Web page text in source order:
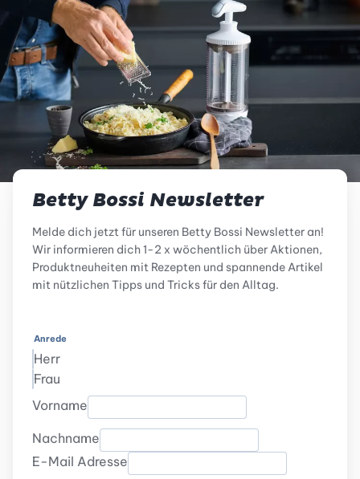
Betty Bossi Newsletter
Melde dich jetzt für unseren Betty Bossi Newsletter an!
Wir informieren dich 1-2 x wöchentlich über Aktionen,
Produktneuheiten mit Rezepten und spannende Artikel
mit nützlichen Tipps und Tricks für den Alltag.
Anrede
Herr
Frau
Vorname
Nachname
E-Mail Adresse